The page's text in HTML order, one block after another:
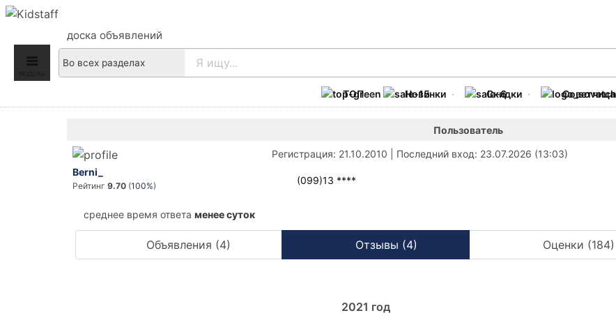
доска объявлений
ТОП Новинки Скидки Советчица
Пользователь
Berni_
Рейтинг 9.70 (100%)
среднее время ответа менее суток
Регистрация: 21.10.2010 Последний вход: 23.07.2026 (13:03)
(099)13 ****
Объявления (4) Отзывы (4) Оценки (184)
2021 год